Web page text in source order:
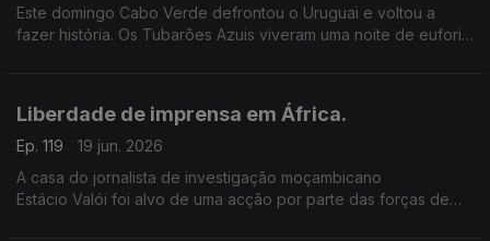
Este domingo Cabo Verde defrontou o Uruguai e voltou a
fazer história. Os Tubarões Azuis viveram uma noite de euforia
Liberdade de imprensa em África.
Ep. 119
19 jun. 2026
A casa do jornalista de investigação moçambicano
Estácio Valói foi alvo de uma acção por parte das forças de